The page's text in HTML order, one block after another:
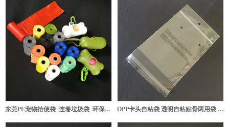
东莞PE宠物拾便袋_连卷垃圾袋_环保宠物清洁袋厂家直供​ OPP卡头自粘袋 透明自粘贴骨两用袋 书藉包装